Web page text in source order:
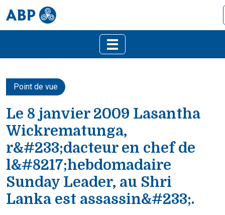
Point de vue
Le 8 janvier 2009 Lasantha
Wickrematunga,
r&#233;dacteur en chef de
l&#8217;hebdomadaire
Sunday Leader, au Shri
Lanka est assassin&#233;.